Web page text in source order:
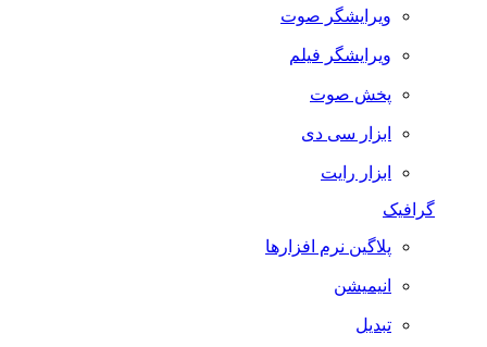
ویرایشگر صوت
ویرایشگر فیلم
پخش صوت
ابزار سی دی
ابزار رایت
گرافیک
پلاگین نرم افزارها
انیمیشن
تبدیل